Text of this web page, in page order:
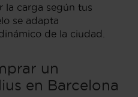
la carga según tus
se adapta
de la ciudad.
un
en Barcelona